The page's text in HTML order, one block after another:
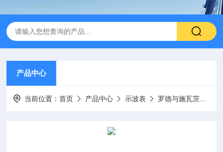
产品中心
当前位置：首页 产品中心 示波表 罗德与施瓦茨示波器